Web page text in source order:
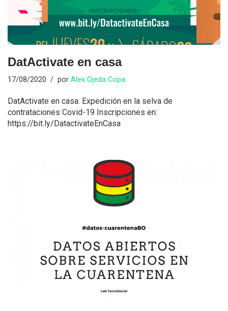
DatActivate en casa
17/08/2020 por Alex Ojeda Copa
DatActivate en casa. Expedición en la selva de
contrataciones Covid-19 Inscripciones en:
https://bit.ly/DatactivateEnCasa